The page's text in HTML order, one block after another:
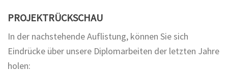
PROJEKTRÜCKSCHAU
In der nachstehende Auflistung, können Sie sich
Eindrücke über unsere Diplomarbeiten der letzten Jahre
holen: